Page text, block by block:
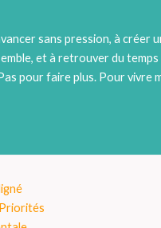
sans pression, à créer
et à retrouver du
pour faire plus. Pour vivre